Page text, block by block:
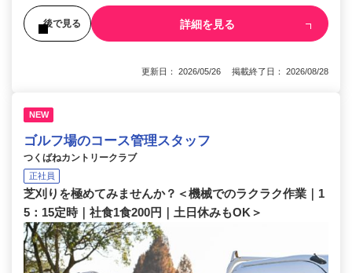
後で見る 詳細を見る
更新日： 2026/05/26 掲載終了日： 2026/08/28
NEW
ゴルフ場のコース管理スタッフ
つくばねカントリークラブ
正社員
芝刈りを極めてみませんか？＜機械でのラクラク作業｜1
5：15定時｜社食1食200円｜土日休みもOK＞